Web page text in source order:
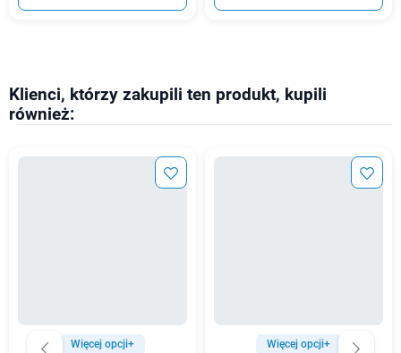
Klienci, którzy zakupili ten produkt, kupili
również:
Więcej opcji+ Więcej opcji+